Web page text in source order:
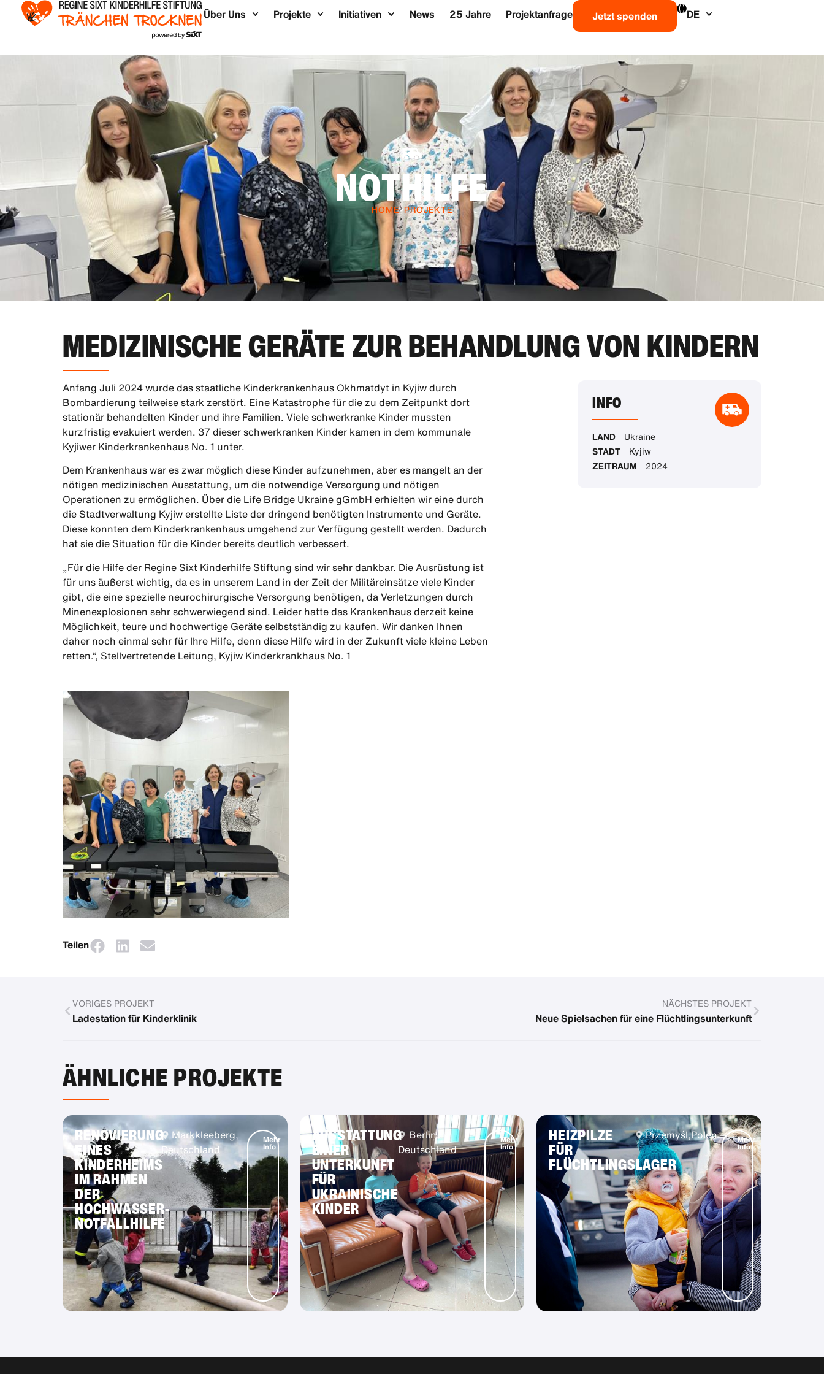
Über Uns Projekte Initiativen News 25 Jahre Projektanfrage Jetzt spenden DE
NOTHILFE
HOME>PROJEKTE
MEDIZINISCHE GERÄTE ZUR BEHANDLUNG VON KINDERN
Anfang Juli 2024 wurde das staatliche Kinderkrankenhaus Okhmatdyt in Kyjiw durch
Bombardierung teilweise stark zerstört. Eine Katastrophe für die zu dem Zeitpunkt dort
stationär behandelten Kinder und ihre Familien. Viele schwerkranke Kinder mussten
kurzfristig evakuiert werden. 37 dieser schwerkranken Kinder kamen in dem kommunale
Kyjiwer Kinderkrankenhaus No. 1 unter.
Dem Krankenhaus war es zwar möglich diese Kinder aufzunehmen, aber es mangelt an der
nötigen medizinischen Ausstattung, um die notwendige Versorgung und nötigen
Operationen zu ermöglichen. Über die Life Bridge Ukraine gGmbH erhielten wir eine durch
die Stadtverwaltung Kyjiw erstellte Liste der dringend benötigten Instrumente und Geräte.
Diese konnten dem Kinderkrankenhaus umgehend zur Verfügung gestellt werden. Dadurch
hat sie die Situation für die Kinder bereits deutlich verbessert.
„Für die Hilfe der Regine Sixt Kinderhilfe Stiftung sind wir sehr dankbar. Die Ausrüstung ist
für uns äußerst wichtig, da es in unserem Land in der Zeit der Militäreinsätze viele Kinder
gibt, die eine spezielle neurochirurgische Versorgung benötigen, da Verletzungen durch
Minenexplosionen sehr schwerwiegend sind. Leider hatte das Krankenhaus derzeit keine
Möglichkeit, teure und hochwertige Geräte selbstständig zu kaufen. Wir danken Ihnen
daher noch einmal sehr für Ihre Hilfe, denn diese Hilfe wird in der Zukunft viele kleine Leben
retten.“, Stellvertretende Leitung, Kyjiw Kinderkrankhaus No. 1
INFO
LAND Ukraine
STADT Kyjiw
ZEITRAUM 2024
Teilen
VORIGES PROJEKT
Ladestation für Kinderklinik
NÄCHSTES PROJEKT
Neue Spielsachen für eine Flüchtlingsunterkunft
ÄHNLICHE PROJEKTE
RENOVIERUNG
EINES
KINDERHEIMS
IM RAHMEN
DER
HOCHWASSER-
NOTFALLHILFE
Markkleeberg,
Deutschland
Mehr
Info
AUSSTATTUNG
EINER
UNTERKUNFT
FÜR
UKRAINISCHE
KINDER
Berlin,
Deutschland
Mehr
Info
HEIZPILZE
FÜR
FLÜCHTLINGSLAGER
Przemyśl,Polen Mehr
Info